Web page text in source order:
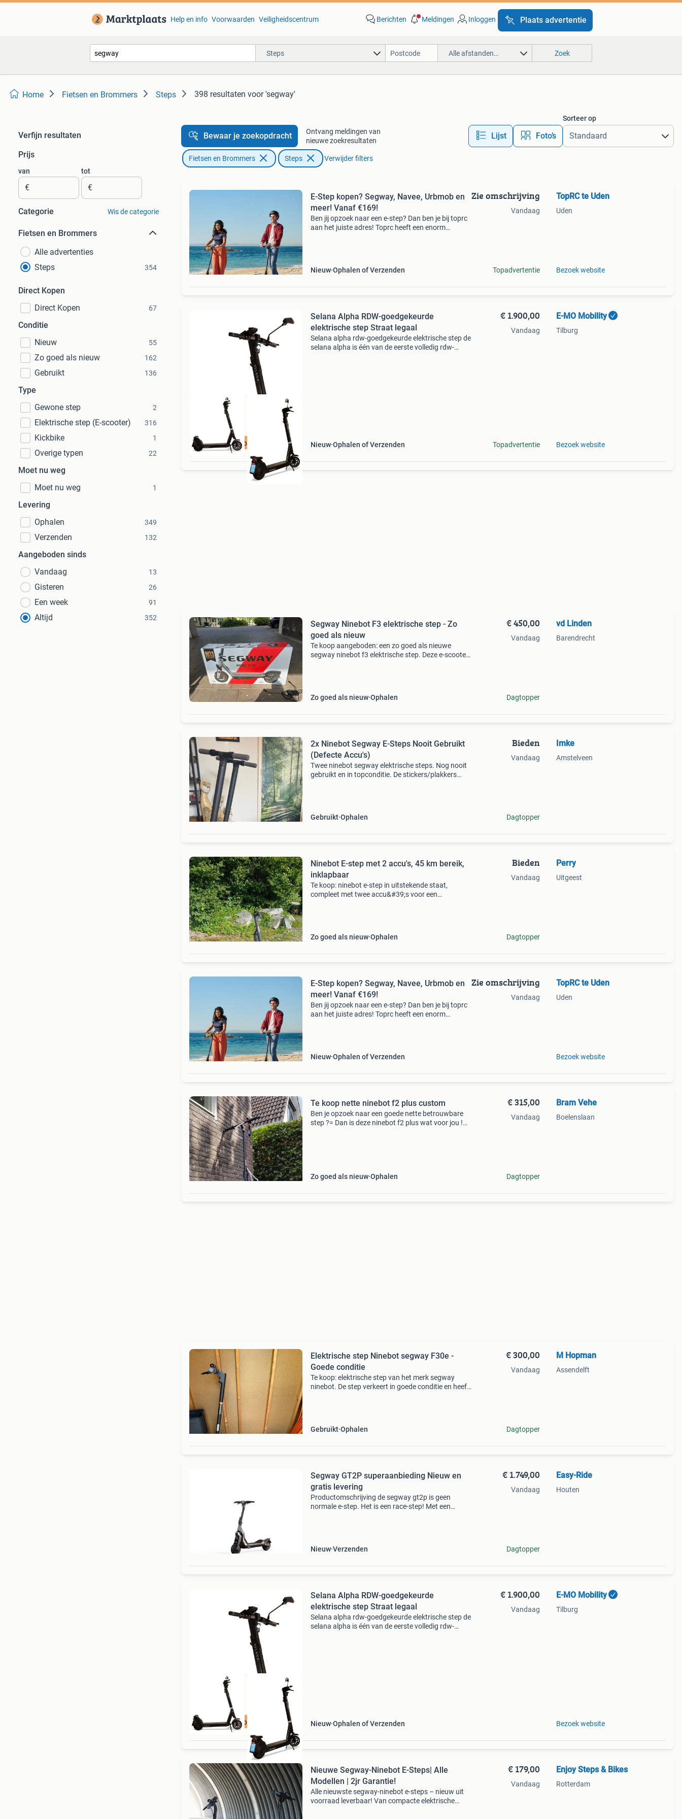
Help en info Voorwaarden Veiligheidscentrum Berichten Meldingen Inloggen Plaats advertentie
Steps Alle afstanden… Zoek
Home Fietsen en Brommers Steps 398 resultaten voor 'segway'
Verfijn resultaten
Prijs
van
€
tot
€
Categorie Wis de categorie
Fietsen en Brommers
Alle advertenties
Steps
354
Direct Kopen
Direct Kopen
67
Conditie
Nieuw
55
Zo goed als nieuw 162
Gebruikt 136
Type
Gewone step
2
Elektrische step (E-scooter) 316
Kickbike 1
Overige typen 22
Moet nu weg
Moet nu weg
1
Levering
Ophalen
349
Verzenden 132
Aangeboden sinds
Vandaag
13
Gisteren 26
Een week 91
Altijd 352
Bewaar je zoekopdracht
Ontvang meldingen van
nieuwe zoekresultaten
Lijst Foto’s
Sorteer op
Fietsen en Brommers Steps Verwijder filters
E-Step kopen? Segway, Navee, Urbmob en
meer! Vanaf €169!
Ben jij opzoek naar een e-step? Dan ben je bij toprc
aan het juiste adres! Toprc heeft een enorm
Nieuw Ophalen of Verzenden
Zie omschrijving
Vandaag
Topadvertentie
TopRC te Uden
Uden
Bezoek website
Op voorraad!
Selana Alpha RDW-goedgekeurde
elektrische step Straat legaal
Selana alpha rdw-goedgekeurde elektrische step de
selana alpha is één van de eerste volledig rdw-
Nieuw Ophalen of Verzenden
€ 1.900,00
Vandaag
Topadvertentie
E-MO Mobility
Tilburg
Bezoek website
Segway Ninebot F3 elektrische step - Zo
goed als nieuw
Te koop aangeboden: een zo goed als nieuwe
segway ninebot f3 elektrische step. Deze e-scooter
Zo goed als nieuw Ophalen
€ 450,00
Vandaag
Dagtopper
vd Linden
Barendrecht
2x Ninebot Segway E-Steps Nooit Gebruikt
(Defecte Accu's)
Twee ninebot segway elektrische steps. Nog nooit
gebruikt en in topconditie. De stickers/plakkers
Gebruikt Ophalen
Bieden
Vandaag
Dagtopper
Imke
Amstelveen
Ninebot E-step met 2 accu's, 45 km bereik,
inklapbaar
Te koop: ninebot e-step in uitstekende staat,
compleet met twee accu&#39;s voor een
Zo goed als nieuw Ophalen
Bieden
Vandaag
Dagtopper
Perry
Uitgeest
E-Step kopen? Segway, Navee, Urbmob en
meer! Vanaf €169!
Ben jij opzoek naar een e-step? Dan ben je bij toprc
aan het juiste adres! Toprc heeft een enorm
Nieuw Ophalen of Verzenden
Zie omschrijving
Vandaag
TopRC te Uden
Uden
Bezoek website
Te koop nette ninebot f2 plus custom
Ben je opzoek naar een goede nette betrouwbare
step ?= Dan is deze ninebot f2 plus wat voor jou !
Zo goed als nieuw Ophalen
€ 315,00
Vandaag
Dagtopper
Bram Vehe
Boelenslaan
Elektrische step Ninebot segway F30e -
Goede conditie
Te koop: elektrische step van het merk segway
ninebot. De step verkeert in goede conditie en heeft
Gebruikt Ophalen
€ 300,00
Vandaag
Dagtopper
M Hopman
Assendelft
Segway GT2P superaanbieding Nieuw en
gratis levering
Productomschrijving de segway gt2p is geen
normale e-step. Het is een race-step! Met een
Nieuw Verzenden
€ 1.749,00
Vandaag
Dagtopper
Easy-Ride
Houten
Op voorraad!
Selana Alpha RDW-goedgekeurde
elektrische step Straat legaal
Selana alpha rdw-goedgekeurde elektrische step de
selana alpha is één van de eerste volledig rdw-
Nieuw Ophalen of Verzenden
€ 1.900,00
Vandaag
E-MO Mobility
Tilburg
Bezoek website
Nieuwe Segway-Ninebot E-Steps| Alle
Modellen | 2jr Garantie!
Alle nieuwste segway-ninebot e-steps – nieuw uit
voorraad leverbaar! Van compacte elektrische
€ 179,00
Vandaag
Enjoy Steps & Bikes
Rotterdam